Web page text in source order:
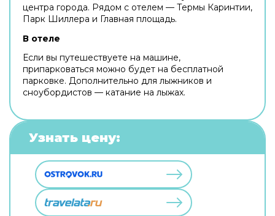
центра города. Рядом с отелем — Термы Каринтии,
Парк Шиллера и Главная площадь.
В отеле
Если вы путешествуете на машине,
припарковаться можно будет на бесплатной
парковке. Дополнительно для лыжников и
сноубордистов — катание на лыжах.
Узнать цену: